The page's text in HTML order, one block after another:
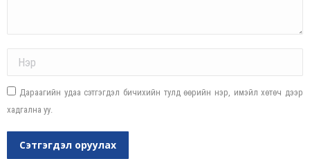
Дараагийн удаа сэтгэгдэл бичихийн тулд өөрийн нэр, имэйл хөтөч дээр
хадгална уу.
Сэтгэгдэл оруулах